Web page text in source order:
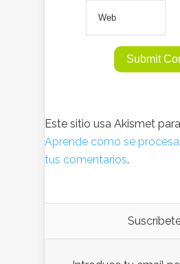
Este sitio usa Akismet
Aprende cómo se
tus comentarios.